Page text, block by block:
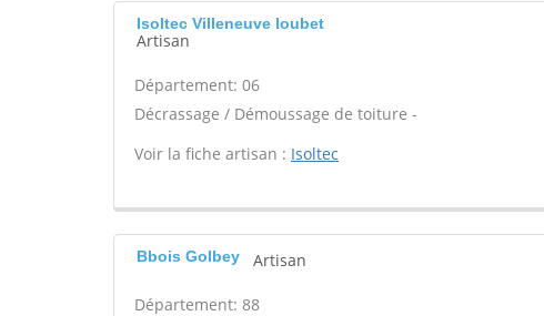
Isoltec Villeneuve loubet
Artisan
Département: 06
Décrassage / Démoussage de toiture -
Voir la fiche artisan : Isoltec
Bbois Golbey Artisan
Département: 88